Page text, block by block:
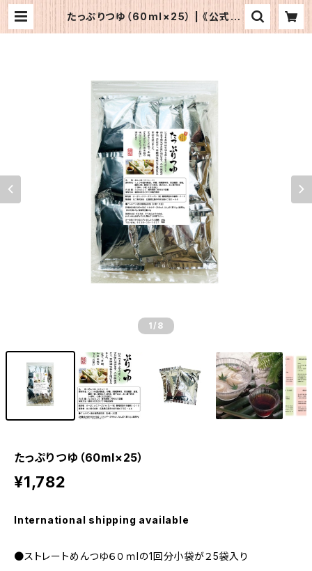
たっぷりつゆ（60ml×25） | 《公式》O
1 /8
たっぷりつゆ（60ml×25）
¥1,782
International shipping available
●ストレートめんつゆ６０ｍlの1回分小袋が２5袋入り